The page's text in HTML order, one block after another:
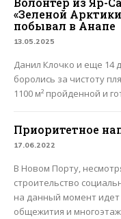
«Зеленой
побывал в Анапе
13.05.2025
Данил Клочко и еще 14
боролись за чистоту
1100 м² пройденной и
Приоритетное
17.06.2022
В Новом Порту,
строительство
на данный момент идет
общежития и